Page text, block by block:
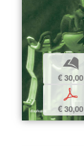
b
€ 30,00
p
€ 30,00